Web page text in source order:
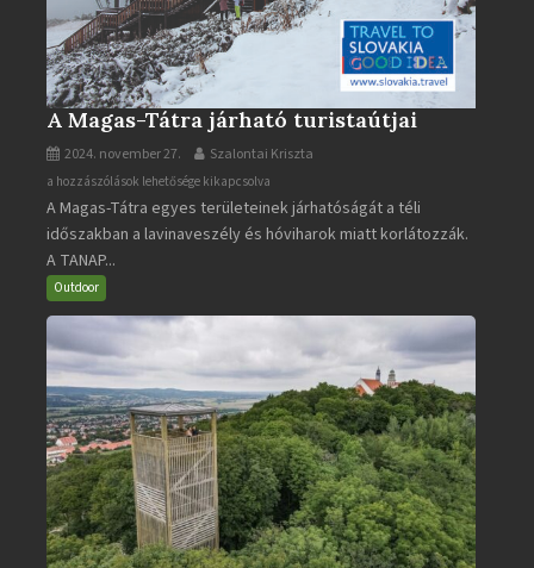
A Magas-Tátra járható turistaútjai
2024. november 27. Szalontai Kriszta
A
Magas-
Tátra
járható
turistaútjai
a hozzászólások lehetősége kikapcsolva
A Magas-Tátra egyes területeinek járhatóságát a téli
időszakban a lavinaveszély és hóviharok miatt korlátozzák.
A TANAP...
Outdoor